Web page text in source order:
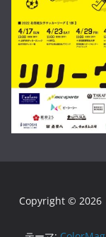
Copyright © 2026